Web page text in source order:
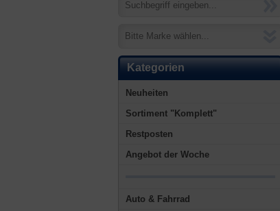
Bitte Marke wählen...
Kategorien
Neuheiten
Sortiment "Komplett"
Restposten
Angebot der Woche
Auto & Fahrrad